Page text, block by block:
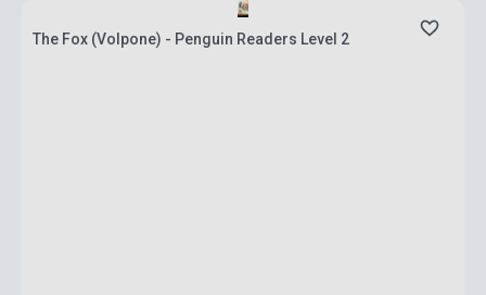
The Fox (Volpone) - Penguin Readers Level 2